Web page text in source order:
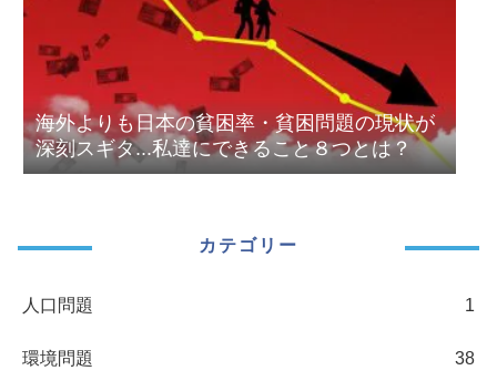
海外よりも日本の貧困率・貧困問題の現状が
深刻スギタ...私達にできること８つとは？
カテゴリー
人口問題 1
環境問題 38